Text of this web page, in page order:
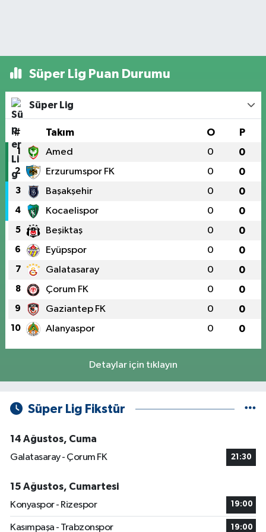
Süper Lig Puan Durumu
Süper Lig
# Takım O P
1 Amed 0 0
2 Erzurumspor FK 0 0
3 Başakşehir 0 0
4 Kocaelispor 0 0
5 Beşiktaş 0 0
6 Eyüpspor 0 0
7 Galatasaray 0 0
8 Çorum FK 0 0
9 Gaziantep FK 0 0
10 Alanyaspor 0 0
Detaylar için tıklayın
Süper Lig Fikstür
14 Ağustos, Cuma
Galatasaray - Çorum FK
21:30
15 Ağustos, Cumartesi
Konyaspor - Rizespor
19:00
Kasımpaşa - Trabzonspor 19:00